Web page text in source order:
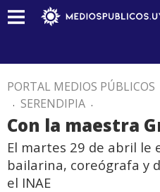
PORTAL MEDIOS PÚBLICOS
. SERENDIPIA .
Con la maestra
El martes 29 de abril le
bailarina, coreógrafa y
el INAE